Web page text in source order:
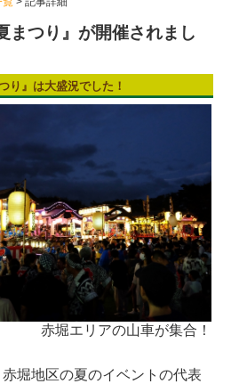
まつり』が開催されまし
り』は大盛況でした！
赤堀エリアの山車が集合！
堀地区の夏のイベントの代表